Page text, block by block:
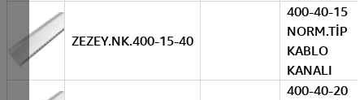
ZEZEY.NK.400-15-40
400-40-15
NORM.TİP
KABLO
KANALI
400-40-20